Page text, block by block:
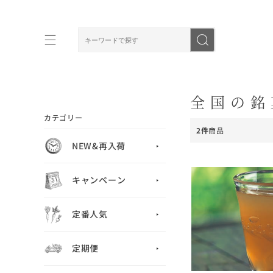
カテゴリー
NEW&再入荷
キャンペーン
定番人気
定期便
全国の
2件商品